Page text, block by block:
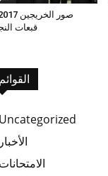
قبعات
القوائم
Uncategorized
الأخبار
الامتحانات